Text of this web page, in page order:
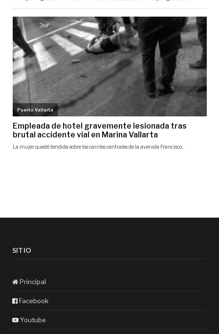
SITIO
Principal
Facebook
Youtube